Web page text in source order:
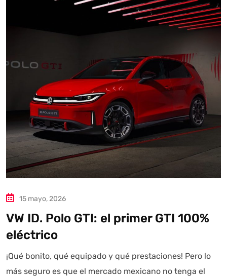
15 mayo, 2026
VW ID. Polo GTI: el primer GTI 100%
eléctrico
¡Qué bonito, qué equipado y qué prestaciones! Pero lo
más seguro es que el mercado mexicano no tenga el